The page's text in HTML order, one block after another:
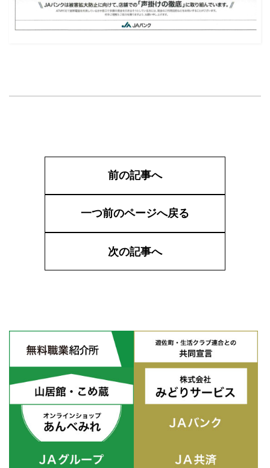
前の記事へ
一つ前のページへ戻る
次の記事へ